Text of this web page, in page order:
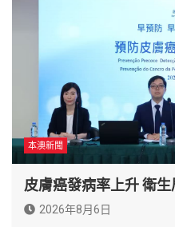
本澳新聞
皮膚癌發病率上升 衛
2026年8月6日